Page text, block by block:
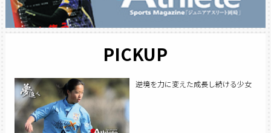
PICKUP
逆境を力に変えた成長し続ける少女